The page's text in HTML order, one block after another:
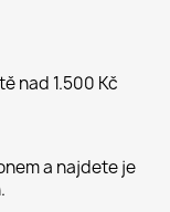
nad 1.500 Kč
a najdete je